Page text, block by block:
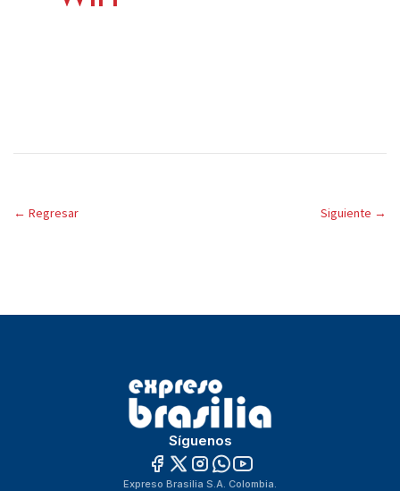
← Regresar Siguiente →
Síguenos
Expreso Brasilia S.A. Colombia.